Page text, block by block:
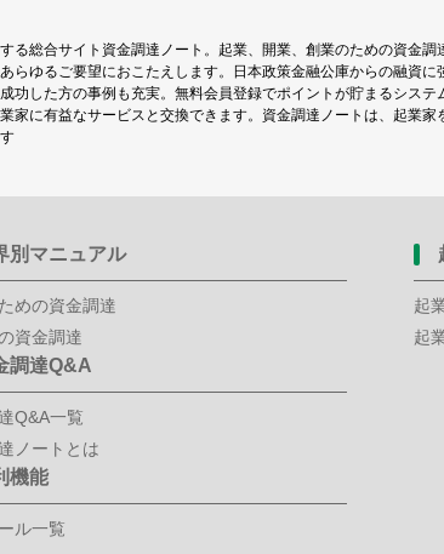
る総合サイト資金調達ノート。起業、開業、創業のための資金
らゆるご要望におこたえします。日本政策金融公庫からの融資
功した方の事例も充実。無料会員登録でポイントが貯まるシス
家に有益なサービスと交換できます。資金調達ノートは、起業
別マニュアル
めの資金調達
資金調達
起
起
調達Q&A
Q&A一覧
ノートとは
機能
ル一覧